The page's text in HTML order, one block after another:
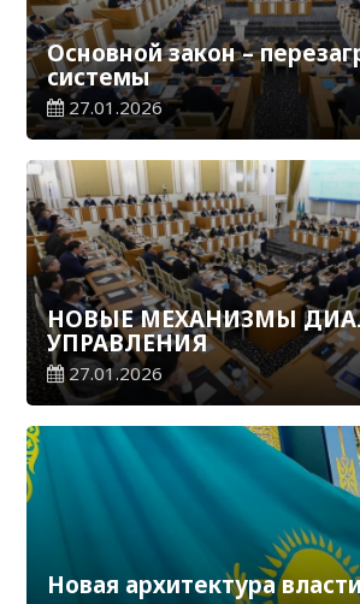
Основной закон –
системы
27.01.2026
НОВЫЕ МЕХАНИЗМЫ
УПРАВЛЕНИЯ
27.01.2026
Новая архитектура